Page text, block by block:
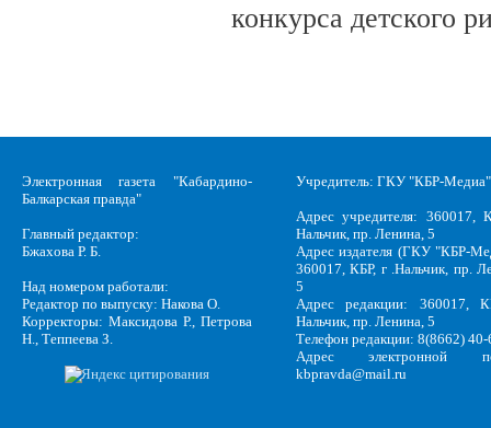
конкурса детского
Электронная газета "Кабардино-
Балкарская правда"
Главный редактор:
Бжахова Р. Б.
Над номером работали:
Редактор по выпуску: Накова О.
Корректоры: Максидова Р., Петрова
Н., Теппеева З.
Учредитель: ГКУ "КБР-Медиа"
Адрес учредителя: 360017,
Нальчик, пр. Ленина, 5
Адрес издателя (ГКУ "КБР-
360017, КБР, г .Нальчик, пр.
5
Адрес редакции: 360017,
Нальчик, пр. Ленина, 5
Телефон редакции: 8(8662)
Адрес электронной
kbpravda@mail.ru